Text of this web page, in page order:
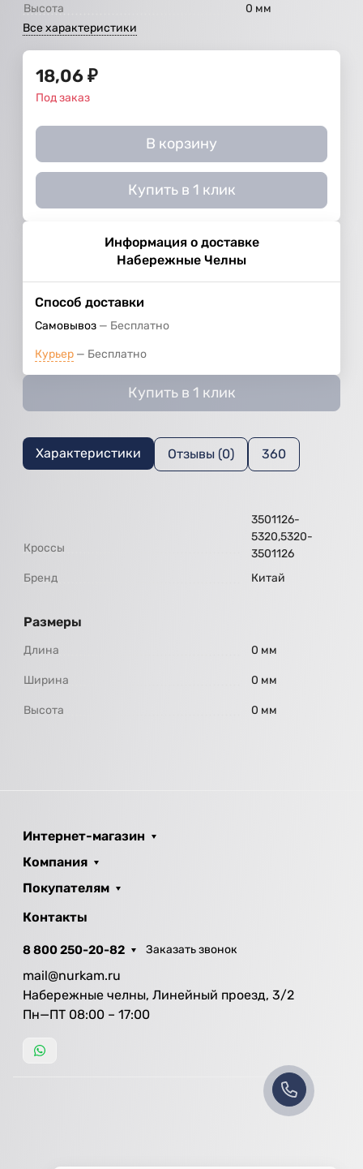
Высота
0 мм
Все характеристики
18,06 ₽
Под заказ
В корзину
Купить в 1 клик
Информация о доставке
Набережные Челны
Способ доставки
Самовывоз Бесплатно
Курьер Бесплатно
Купить в 1 клик
Характеристики Отзывы (0) 360
Кроссы
3501126-
5320,5320-
3501126
Бренд
Китай
Размеры
Длина 0 мм
Ширина 0 мм
Высота 0 мм
Интернет-магазин
Компания
Покупателям
Контакты
8 800 250-20-82 Заказать звонок
mail@nurkam.ru
Набережные челны, Линейный проезд, 3/2
Пн—ПТ 08:00 – 17:00